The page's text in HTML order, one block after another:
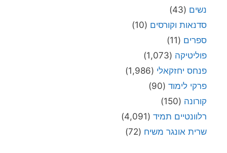
נשים (43)
סדנאות וקורסים (10)
ספרים (11)
פוליטיקה (1,073)
פנחס יחזקאלי (1,986)
פרקי לימוד (90)
קורונה (150)
רלוונטיים תמיד (4,091)
שרית אונגר משיח (72)